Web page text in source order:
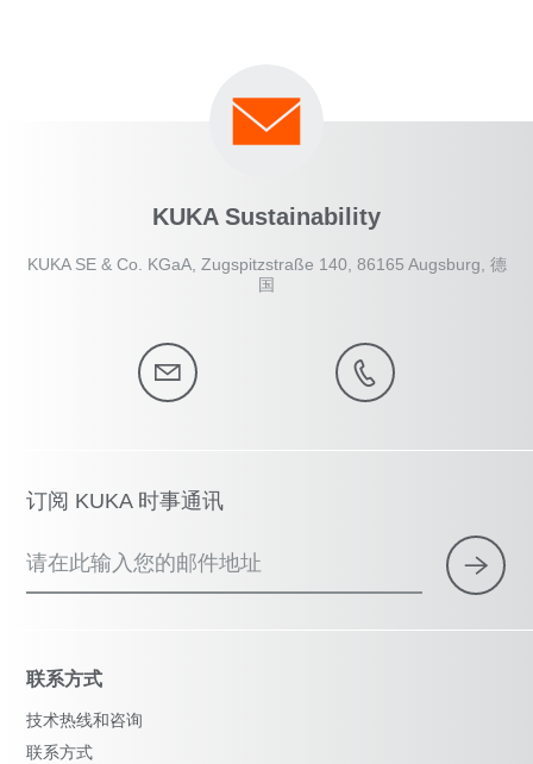
KUKA Sustainability
KUKA SE & Co. KGaA, Zugspitzstraße 140, 86165 Augsburg, 德
国
订阅 KUKA 时事通讯
请在此输入您的邮件地址
联系方式
技术热线和咨询
联系方式